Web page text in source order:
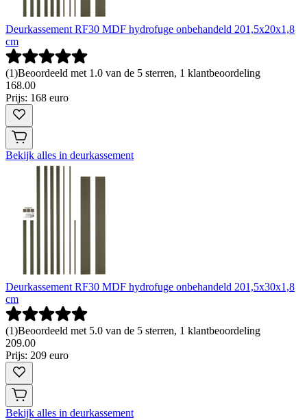
Deurkassement RF30 MDF hydrofuge onbehandeld 201,5x20x1,8
cm
(1)Beoordeeld met 1.0 van de 5 sterren, 1 klantbeoordeling
168.00
Prijs: 168 euro
Bekijk alles in deurkassement
Deurkassement RF30 MDF hydrofuge onbehandeld 201,5x30x1,8
cm
(1)Beoordeeld met 5.0 van de 5 sterren, 1 klantbeoordeling
209.00
Prijs: 209 euro
Bekijk alles in deurkassement